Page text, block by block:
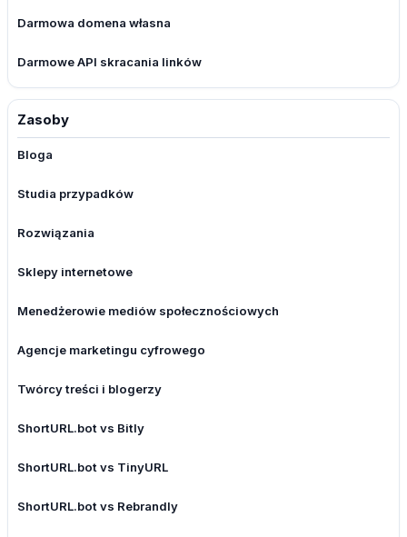
Darmowa domena własna
Darmowe API skracania linków
Zasoby
Bloga
Studia przypadków
Rozwiązania
Sklepy internetowe
Menedżerowie mediów społecznościowych
Agencje marketingu cyfrowego
Twórcy treści i blogerzy
ShortURL.bot vs Bitly
ShortURL.bot vs TinyURL
ShortURL.bot vs Rebrandly